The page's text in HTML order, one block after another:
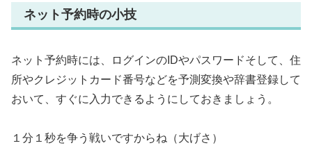
ネット予約時の小技
ネット予約時には、ログインのIDやパスワードそして、住
所やクレジットカード番号などを予測変換や辞書登録して
おいて、すぐに入力できるようにしておきましょう。
１分１秒を争う戦いですからね（大げさ）